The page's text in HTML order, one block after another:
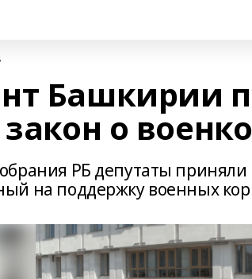
Башкирии
о
РБ депутаты
на поддержку военных